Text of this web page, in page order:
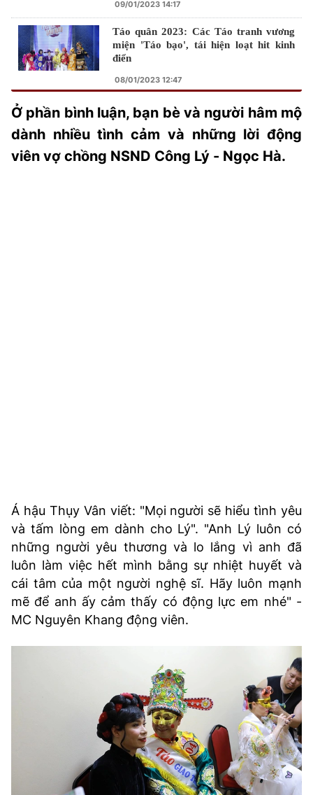
09/01/2023 14:17
Táo quân 2023: Các Táo tranh vương
miện 'Táo bạo', tái hiện loạt hit kinh
điển
08/01/2023 12:47
Ở phần bình luận, bạn bè và người hâm mộ
dành nhiều tình cảm và những lời động
viên vợ chồng NSND Công Lý - Ngọc Hà.
Á hậu Thụy Vân viết: "Mọi người sẽ hiểu tình yêu
và tấm lòng em dành cho Lý". "Anh Lý luôn có
những người yêu thương và lo lắng vì anh đã
luôn làm việc hết mình bằng sự nhiệt huyết và
cái tâm của một người nghệ sĩ. Hãy luôn mạnh
mẽ để anh ấy cảm thấy có động lực em nhé" -
MC Nguyên Khang động viên.